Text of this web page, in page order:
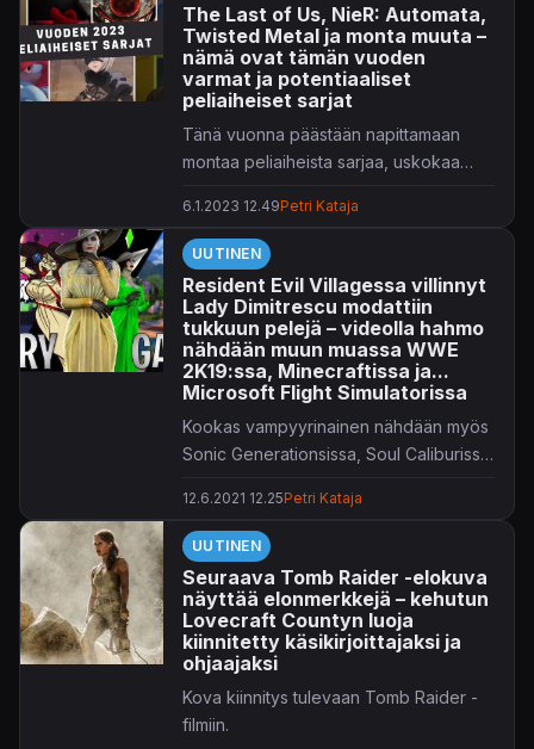
The Last of Us, NieR: Automata,
Twisted Metal ja monta muuta –
nämä ovat tämän vuoden
varmat ja potentiaaliset
peliaiheiset sarjat
Tänä vuonna päästään napittamaan
montaa peliaiheista sarjaa, uskokaa
6.1.2023 12.49Petri Kataja
UUTINEN
Resident Evil Villagessa villinnyt
Lady Dimitrescu modattiin
tukkuun pelejä – videolla hahmo
nähdään muun muassa WWE
2K19:ssa, Minecraftissa ja...
Microsoft Flight Simulatorissa
Kookas vampyyrinainen nähdään myös
Sonic Generationsissa, Soul Caliburissa,
12.6.2021 12.25Petri Kataja
UUTINEN
Seuraava Tomb Raider -elokuva
näyttää elonmerkkejä – kehutun
Lovecraft Countyn luoja
kiinnitetty käsikirjoittajaksi ja
ohjaajaksi
Kova kiinnitys tulevaan Tomb Raider -
filmiin.